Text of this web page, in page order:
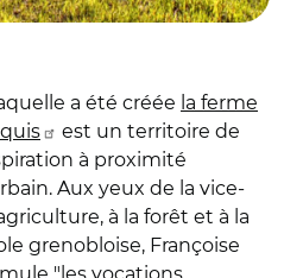
a été créée la ferme
est un territoire de
à proximité
Aux yeux de la vice-
à la forêt et à la
grenobloise, Françoise
"les vocations